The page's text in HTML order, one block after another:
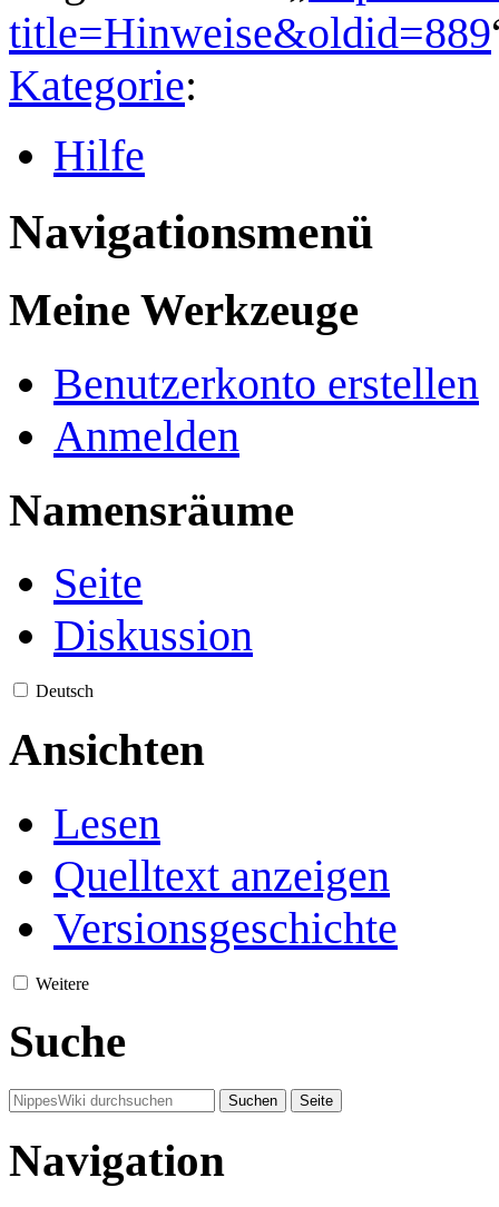
title=Hinweise&oldid=889
Kategorie:
Hilfe
Navigationsmenü
Meine Werkzeuge
Benutzerkonto erstellen
Anmelden
Namensräume
Seite
Diskussion
Deutsch
Ansichten
Lesen
Quelltext anzeigen
Versionsgeschichte
Weitere
Suche
Navigation